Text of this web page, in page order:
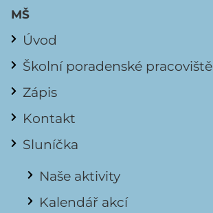
MŠ
Úvod
Školní poradenské pracoviště
Zápis
Kontakt
Sluníčka
Naše aktivity
Kalendář akcí